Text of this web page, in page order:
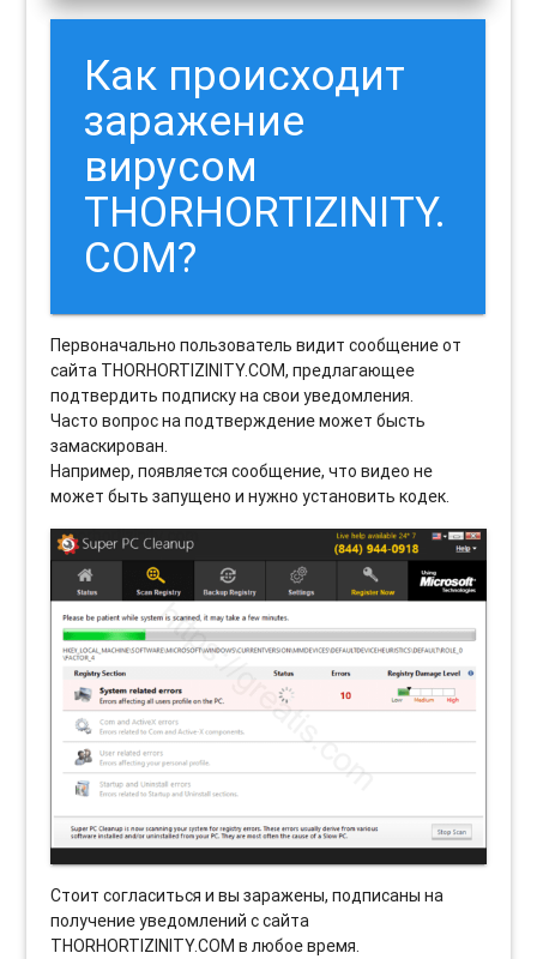
Как происходит
заражение
вирусом
THORHORTIZINITY.
COM?
Первоначально пользователь видит сообщение от
сайта THORHORTIZINITY.COM, предлагающее
подтвердить подписку на свои уведомления.
Часто вопрос на подтверждение может бысть
замаскирован.
Например, появляется сообщение, что видео не
может быть запущено и нужно установить кодек.
Стоит согласиться и вы заражены, подписаны на
получение уведомлений с сайта
THORHORTIZINITY.COM в любое время.